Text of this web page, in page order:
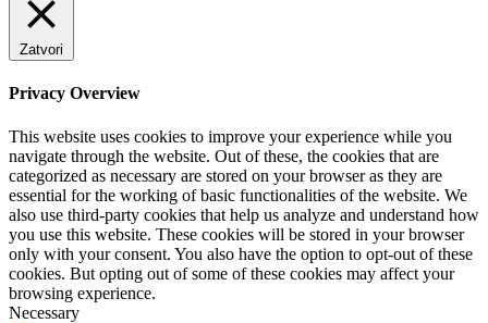
Zatvori
Privacy Overview
This website uses cookies to improve your experience while you
navigate through the website. Out of these, the cookies that are
categorized as necessary are stored on your browser as they are
essential for the working of basic functionalities of the website. We
also use third-party cookies that help us analyze and understand how
you use this website. These cookies will be stored in your browser
only with your consent. You also have the option to opt-out of these
cookies. But opting out of some of these cookies may affect your
browsing experience.
Necessary